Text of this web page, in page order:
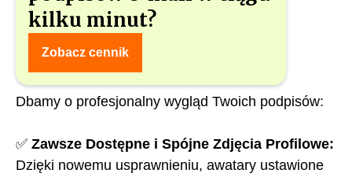
kilku minut?
Zobacz cennik
🔹Ulepszona Obsługa Zdjęć
Profilowych
Dbamy o profesjonalny wygląd Twoich podpisów:
✅ Zawsze Dostępne i Spójne Zdjęcia Profilowe:
Dzięki nowemu usprawnieniu, awatary ustawione